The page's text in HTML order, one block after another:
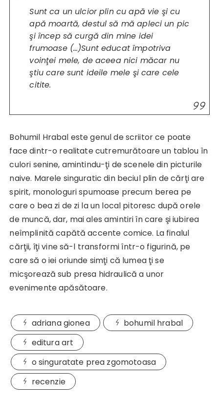
Sunt ca un ulcior plin cu apă vie şi cu
apă moartă, destul să mă apleci un pic
şi încep să curgă din mine idei
frumoase (…)Sunt educat împotriva
voinţei mele, de aceea nici măcar nu
ştiu care sunt ideile mele şi care cele
citite.
Bohumil Hrabal este genul de scriitor ce poate
face dintr-o realitate cutremurătoare un tablou în
culori senine, amintindu-ţi de scenele din picturile
naive. Marele singuratic din beciul plin de cărţi are
spirit, monologuri spumoase precum berea pe
care o bea zi de zi la un local pitoresc după orele
de muncă, dar, mai ales amintiri în care şi iubirea
neîmplinită capătă accente comice. La finalul
cărţii, îţi vine să-l transformi într-o figurină, pe
care să o iei oriunde simţi că lumea ţi se
micşorează sub presa hidraulică a unor
evenimente apăsătoare.
adriana gionea
bohumil hrabal
editura art
o singuratate prea zgomotoasa
recenzie